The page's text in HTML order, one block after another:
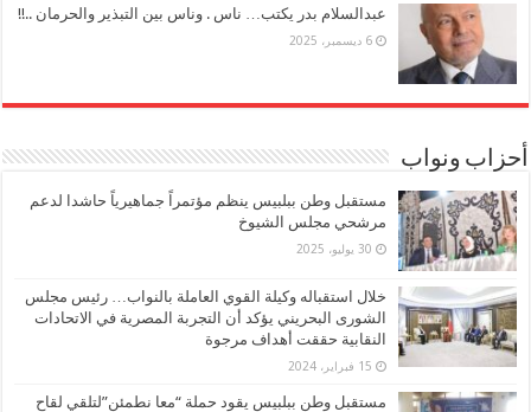
عبدالسلام بدر يكتب… ناس . وناس بين التبذير والحرمان ..!!
6 ديسمبر، 2025
أحزاب ونواب
مستقبل وطن ببلبيس ينظم مؤتمراً جماهيرياً حاشدا لدعم
مرشحي مجلس الشيوخ
30 يوليو، 2025
خلال استقباله وكيلة القوي العاملة بالنواب… رئيس مجلس
الشورى البحريني يؤكد أن التجربة المصرية في الاتحادات
النقابية حققت أهداف مرجوة
15 فبراير، 2024
مستقبل وطن ببلبيس يقود حملة “معا نطمئن”لتلقي لقاح